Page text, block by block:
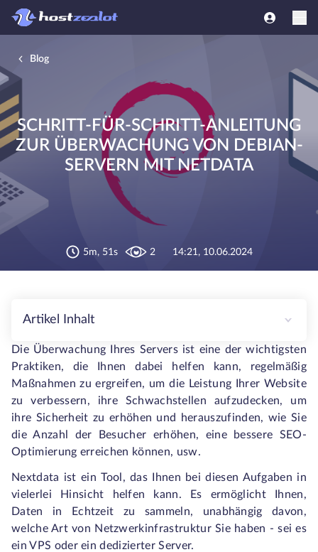
Blog
SCHRITT-FÜR-SCHRITT-ANLEITUNG
ZUR ÜBERWACHUNG VON DEBIAN-
SERVERN MIT NETDATA
5m, 51s 2 14:21, 10.06.2024
Artikel Inhalt
Die Überwachung Ihres Servers ist eine der wichtigsten
Praktiken, die Ihnen dabei helfen kann, regelmäßig
Maßnahmen zu ergreifen, um die Leistung Ihrer Website
zu verbessern, ihre Schwachstellen aufzudecken, um
ihre Sicherheit zu erhöhen und herauszufinden, wie Sie
die Anzahl der Besucher erhöhen, eine bessere SEO-
Optimierung erreichen können, usw.
Nextdata ist ein Tool, das Ihnen bei diesen Aufgaben in
vielerlei Hinsicht helfen kann. Es ermöglicht Ihnen,
Daten in Echtzeit zu sammeln, unabhängig davon,
welche Art von Netzwerkinfrastruktur Sie haben - sei es
ein VPS oder ein dedizierter Server.